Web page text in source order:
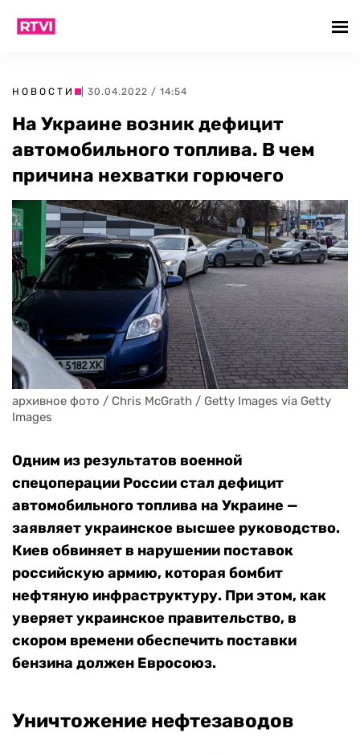
НОВОСТИ | 30.04.2022 / 14:54
На Украине возник дефицит
автомобильного топлива. В чем
причина нехватки горючего
архивное фото / Chris McGrath / Getty Images via Getty
Images
Одним из результатов военной
спецоперации России стал дефицит
автомобильного топлива на Украине —
заявляет украинское высшее руководство.
Киев обвиняет в нарушении поставок
российскую армию, которая бомбит
нефтяную инфраструктуру. При этом, как
уверяет украинское правительство, в
скором времени обеспечить поставки
бензина должен Евросоюз.
Уничтожение нефтезаводов